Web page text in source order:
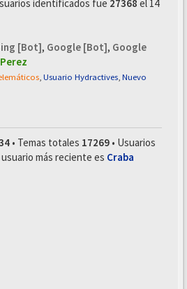
identificados fue 27368 el 14
[Bot], Google [Bot], Google
Usuario Hydractives Nuevo
• Temas totales 17269 • Usuarios
más reciente es Craba